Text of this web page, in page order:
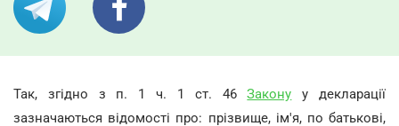
Так, згідно з п. 1 ч. 1 ст. 46Закону у декларації
зазначаються відомості про: прізвище, ім'я, по батькові,